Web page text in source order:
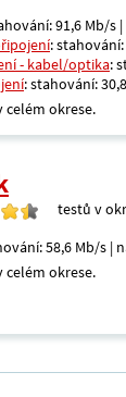
91,6 Mb/s
:
- kabel/optika:
: stahování:
celém okrese.
testů v
58,6 Mb/s |
celém okrese.